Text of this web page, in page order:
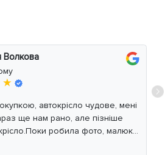
Волкова
★
автокрісло чудове, мені
ще нам рано, але пізніше
робила фото, малюк
😁